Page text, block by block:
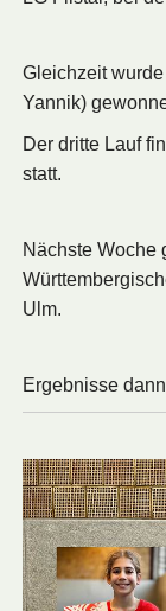
Gleichzeit
Yannik)
Der dritte Lauf
statt.
Nächste Woche
Ulm.
Ergebnisse